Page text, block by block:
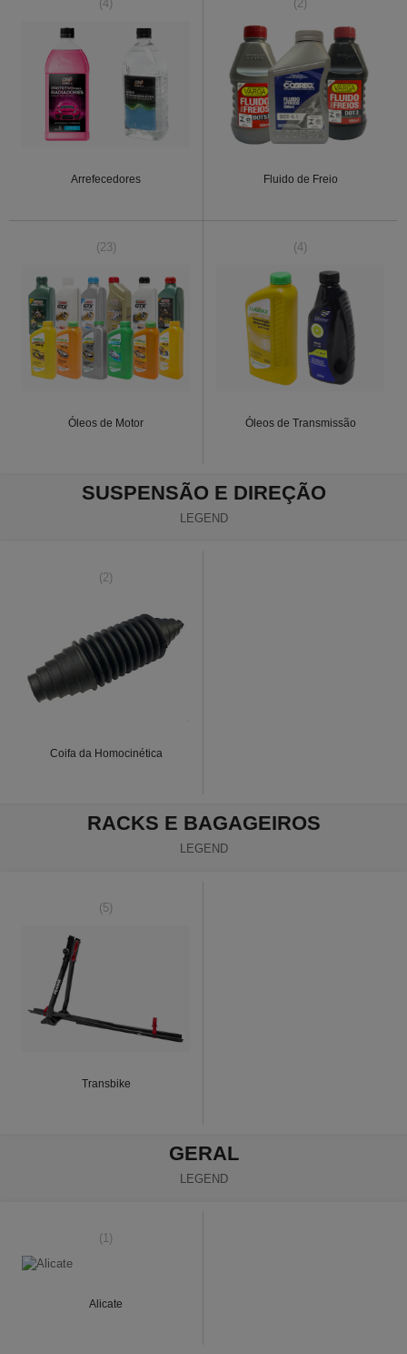
(4)
Arrefecedores
(2)
Fluido de Freio
(23)
Óleos de Motor
(4)
Óleos de Transmissão
SUSPENSÃO E DIREÇÃO
LEGEND
(2)
Coifa da Homocinética
RACKS E BAGAGEIROS
LEGEND
(5)
Transbike
GERAL
LEGEND
(1)
Alicate